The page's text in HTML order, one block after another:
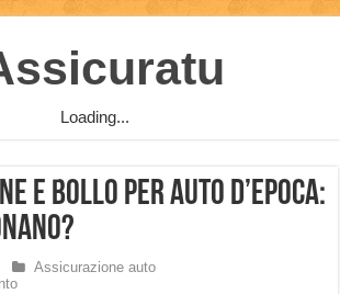
Loading...
e Bollo per auto d’epoca:
Assicurazione auto